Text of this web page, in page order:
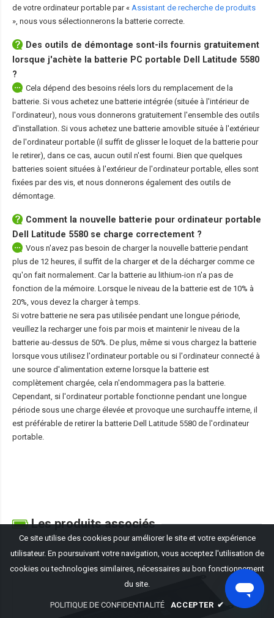
de votre ordinateur portable par « Assistant de recherche de produits
», nous vous sélectionnerons la batterie correcte.
Des outils de démontage sont-ils fournis gratuitement
lorsque j'achète la batterie PC portable Dell Latitude 5580
?
Cela dépend des besoins réels lors du remplacement de la
batterie. Si vous achetez une batterie intégrée (située à l'intérieur de
l'ordinateur), nous vous donnerons gratuitement l'ensemble des outils
d'installation. Si vous achetez une batterie amovible située à l'extérieur
de l'ordinateur portable (il suffit de glisser le loquet de la batterie pour
le retirer), dans ce cas, aucun outil n'est fourni. Bien que quelques
batteries soient situées à l'extérieur de l'ordinateur portable, elles sont
fixées par des vis, et nous donnerons également des outils de
démontage.
Comment la nouvelle batterie pour ordinateur portable
Dell Latitude 5580 se charge correctement ?
Vous n'avez pas besoin de charger la nouvelle batterie pendant
plus de 12 heures, il suffit de la charger et de la décharger comme ce
qu'on fait normalement. Car la batterie au lithium-ion n'a pas de
fonction de la mémoire. Lorsque le niveau de la batterie est de 10% à
20%, vous devez la charger à temps.
Si votre batterie ne sera pas utilisée pendant une longue période,
veuillez la recharger une fois par mois et maintenir le niveau de la
batterie au-dessus de 50%. De plus, même si vous chargez la batterie
lorsque vous utilisez l'ordinateur portable ou si l'ordinateur connecté à
une source d'alimentation externe lorsque la batterie est
complètement chargée, cela n'endommagera pas la batterie.
Cependant, si l'ordinateur portable fonctionne pendant une longue
période sous une charge élevée et provoque une surchauffe interne, il
est préférable de retirer la batterie Dell Latitude 5580 de l'ordinateur
portable.
Les produits associés
Ce site utilise des cookies pour améliorer le site et votre expérience
utilisateur. En poursuivant votre navigation, vous acceptez l'utilisation de
cookies ou technologies similaires, nécessaires au bon fonctionnement
du site.
POLITIQUE DE CONFIDENTIALITÉ ACCEPTER ✔